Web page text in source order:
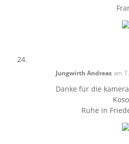
Jungwirth Andreas am
Danke für die
Ruhe in